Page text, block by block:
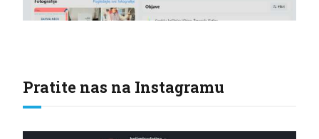
Pratite nas na Instagramu